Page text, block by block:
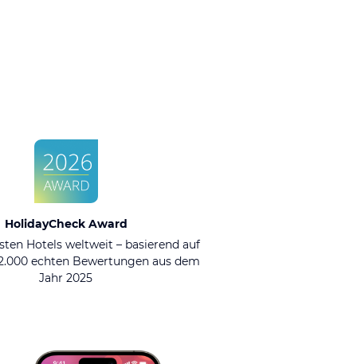
HolidayCheck Award
Hotels weltweit – basierend auf
echten Bewertungen aus dem
Jahr 2025